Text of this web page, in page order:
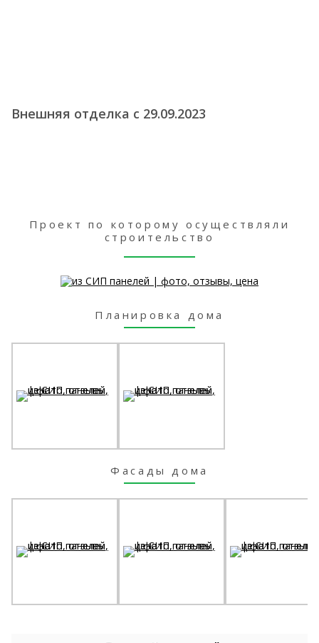
Внешняя отделка с 29.09.2023
Проект по которому осуществляли
строительство
Планировка дома
Фасады дома